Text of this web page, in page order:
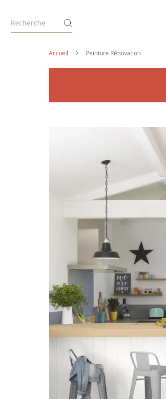
Accueil Peinture Rénovation